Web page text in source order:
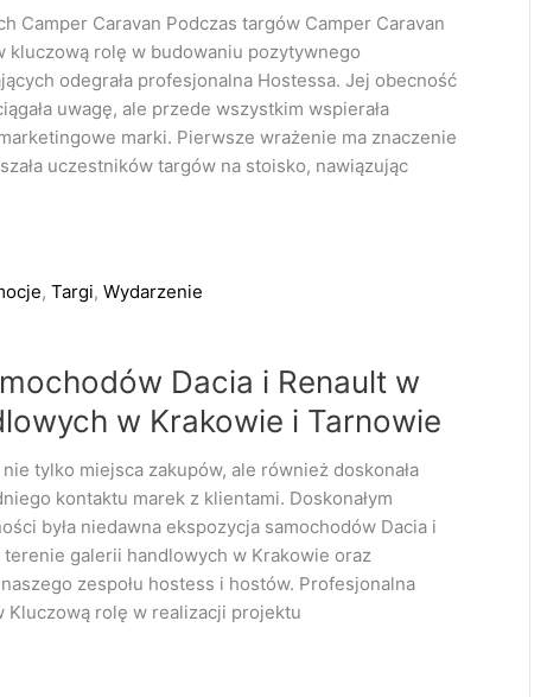
Camper Caravan Podczas targów Camper Caravan
kluczową rolę w budowaniu pozytywnego
odegrała profesjonalna Hostessa. Jej obecność
uwagę, ale przede wszystkim wspierała
marki. Pierwsze wrażenie ma znaczenie
uczestników targów na stoisko, nawiązując
,Targi,Wydarzenie
Dacia i Renault w
w Krakowie i Tarnowie
tylko miejsca zakupów, ale również doskonała
kontaktu marek z klientami. Doskonałym
była niedawna ekspozycja samochodów Dacia i
terenie galerii handlowych w Krakowie oraz
zespołu hostess i hostów. Profesjonalna
Kluczową rolę w realizacji projektu